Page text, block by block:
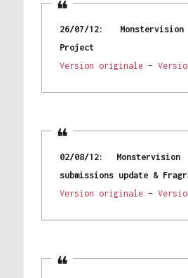
26/07/12:
Project
Version originale–
02/08/12:
submissions update &
Version originale–